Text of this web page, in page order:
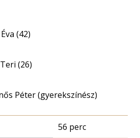
(42)
(26)
Péter (gyerekszínész)
56 perc